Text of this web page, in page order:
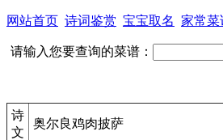
网站首页 诗词鉴赏 宝宝取名 家常菜
请输入您要查询的菜谱：
诗
文
奥尔良鸡肉披萨